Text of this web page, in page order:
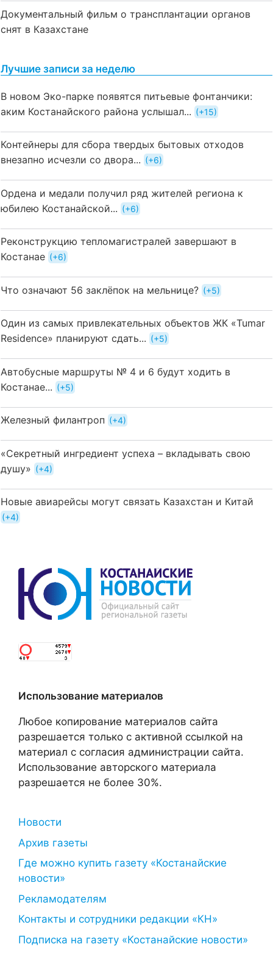
Документальный фильм о трансплантации органов
снят в Казахстане
Лучшие записи за неделю
В новом Эко-парке появятся питьевые фонтанчики:
аким Костанайского района услышал...
+15
Контейнеры для сбора твердых бытовых отходов
внезапно исчезли со двора...
+6
Ордена и медали получил ряд жителей региона к
юбилею Костанайской...
+6
Реконструкцию тепломагистралей завершают в
Костанае
+6
Что означают 56 заклёпок на мельнице? +5
Один из самых привлекательных объектов ЖК «Tumar
Residence» планируют сдать...
+5
Автобусные маршруты № 4 и 6 будут ходить в
Костанае...
+5
Железный филантроп +4
«Секретный ингредиент успеха – вкладывать свою
душу»
+4
Новые авиарейсы могут связать Казахстан и Китай
+4
Использование материалов
Любое копирование материалов сайта
разрешается только с активной ссылкой на
материал с согласия администрации сайта.
Использование авторского материала
разрешается не более 30%.
Новости
Архив газеты
Где можно купить газету «Костанайские
новости»
Рекламодателям
Контакты и сотрудники редакции «КН»
Подписка на газету «Костанайские новости»